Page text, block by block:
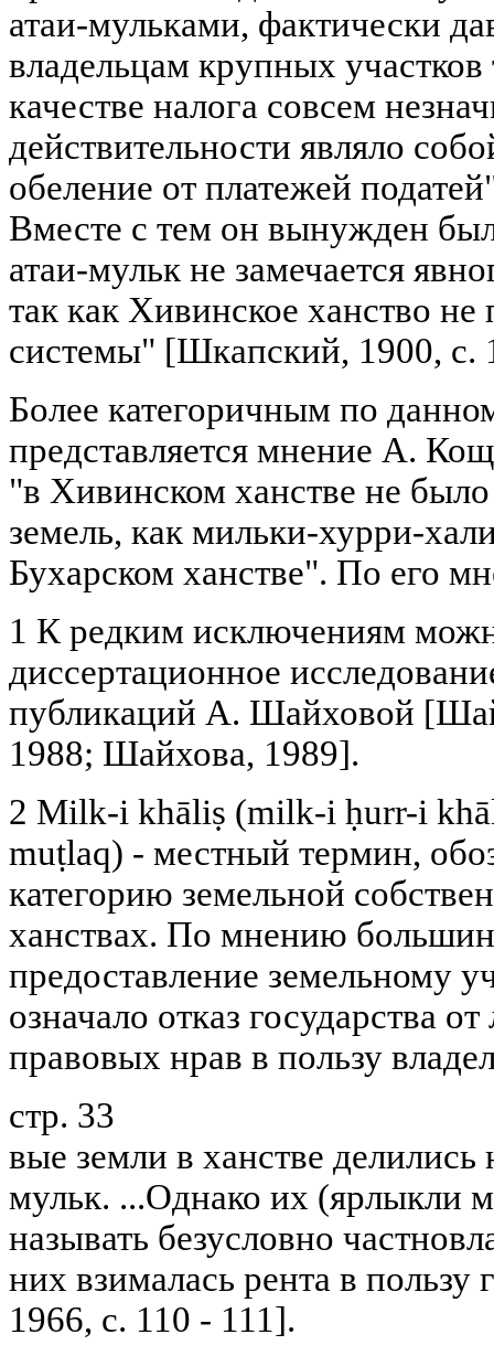
атаи-мульками, фактически
владельцам крупных
качестве налога совсем
действительности являло
обеление от платежей
Вместе с тем он вынужден
атаи-мульк не замечается
так как Хивинское ханство не
системы" [Шкапский, 1900, с.
Более категоричным по
представляется мнение А.
"в Хивинском ханстве не
земель, как мильки-хурри-
Бухарском ханстве". По его
1 К редким исключениям
диссертационное
публикаций А. Шайховой
1988; Шайхова, 1989].
2 Milk-i khāliṣ (milk-i ḥurr-i
muṭlaq) - местный термин,
категорию земельной
ханствах. По мнению
предоставление земельному
означало отказ государства
правовых нрав в пользу
стр. 33
вые земли в ханстве
мульк. ...Однако их (ярлыкли
называть безусловно
них взималась рента в
1966, с. 110 - 111].